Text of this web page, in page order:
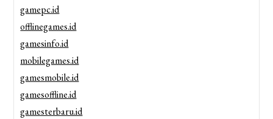
gamepc.id
offlinegames.id
gamesinfo.id
mobilegames.id
gamesmobile.id
gamesoffline.id
gamesterbaru.id